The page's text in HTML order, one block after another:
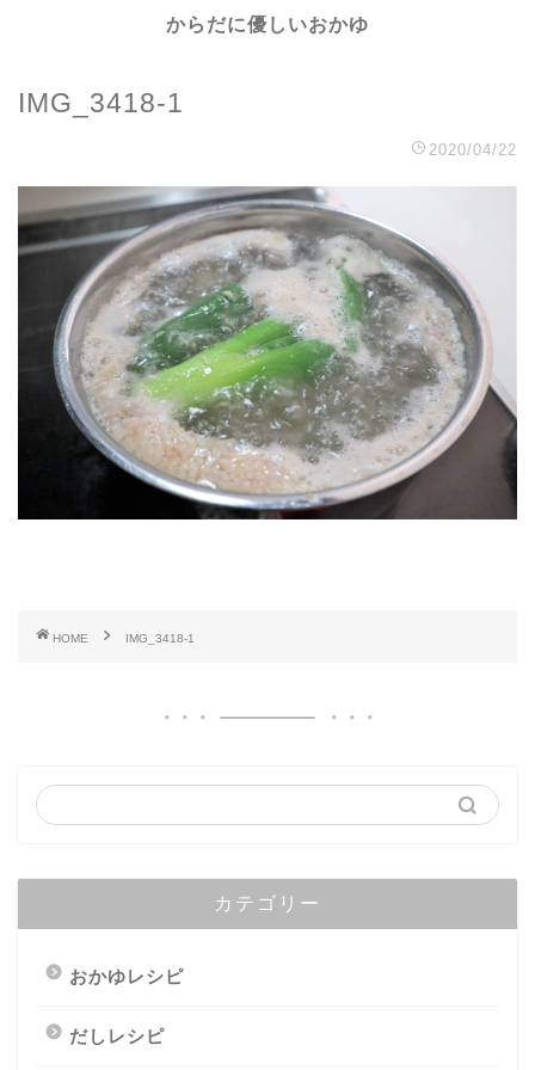
からだに優しいおかゆ
IMG_3418-1
2020/04/22
HOME IMG_3418-1
カテゴリー
おかゆレシピ
だしレシピ